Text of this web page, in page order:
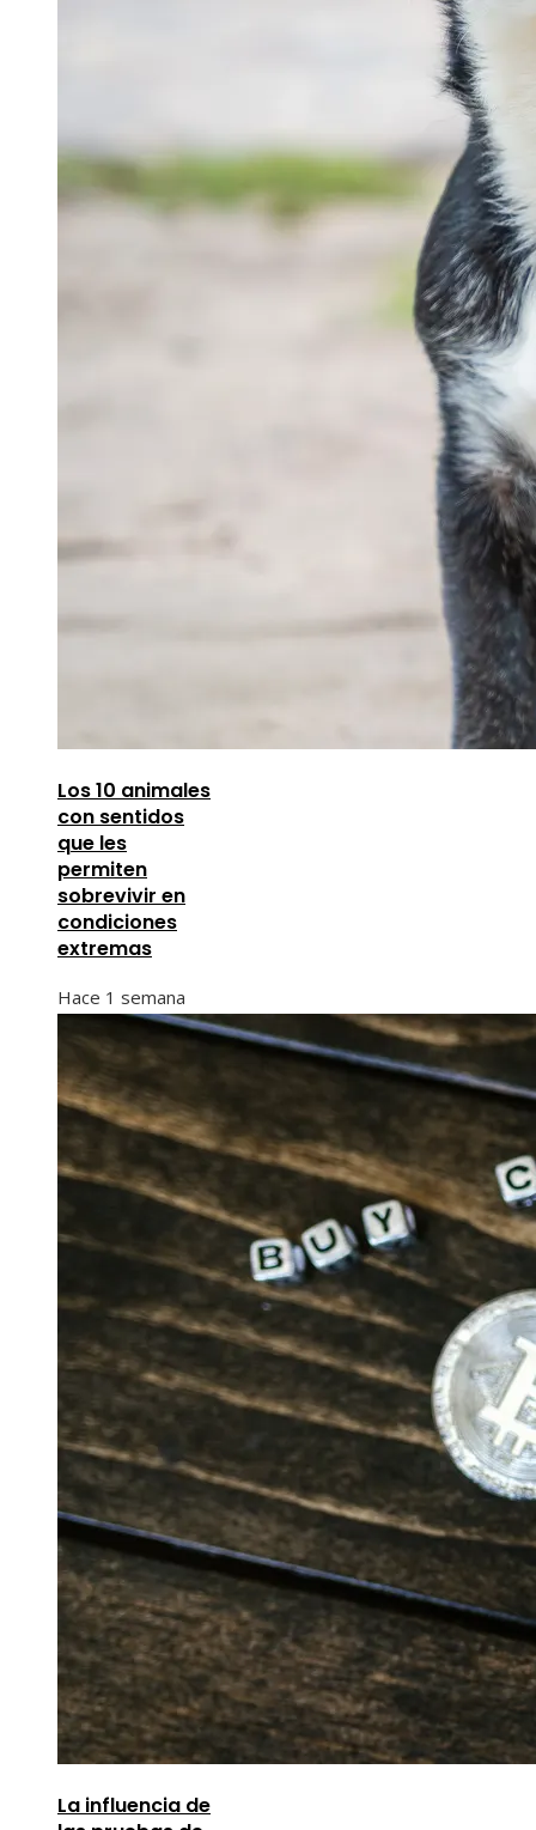
Los 10 animales
con sentidos
que les
permiten
sobrevivir en
condiciones
extremas
Hace 1 semana
La influencia de